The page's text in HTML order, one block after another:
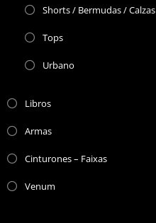
Shorts / Bermudas / Calzas
Tops
Urbano
Libros
Armas
Cinturones – Faixas
Venum